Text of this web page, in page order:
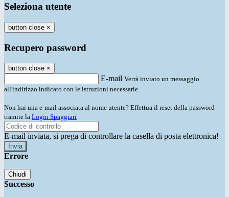
Seleziona utente
button close ×
Recupero password
button close ×
E-mail Verrà inviato un messaggio
all'indirizzo indicato con le istruzioni necessarie.
Non hai una e-mail associata al nome utente? Effettua il reset della password
tramite la Login Spaggiari
E-mail inviata, si prega di controllare la casella di posta elettronica!
Errore
Chiudi
Successo